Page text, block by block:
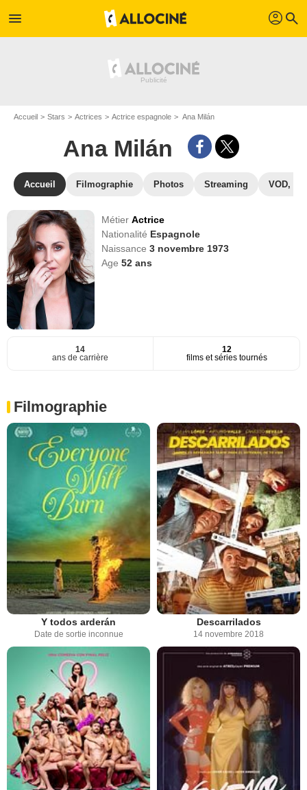
menu profil search
Accueil Stars Actrices Actrice espagnole Ana Milán
Ana Milán
Accueil Filmographie Photos Streaming VOD,
MétierActrice
Nationalité Espagnole
Naissance3 novembre 1973
Age52 ans
14
ans de carrière
12
films et séries tournés
Filmographie
Y todos arderán
Date de sortie inconnue
Descarrilados
14 novembre 2018